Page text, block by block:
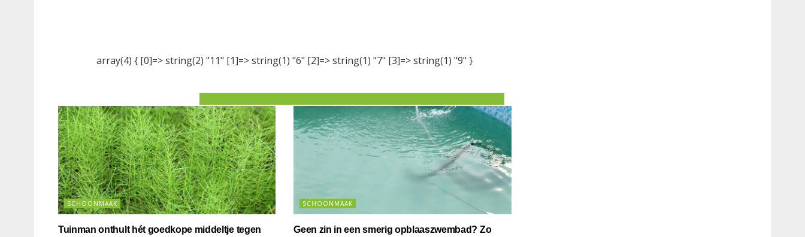
array(4) { [0]=> string(2) "11" [1]=> string(1) "6" [2]=> string(1) "7" [3]=> string(1) "9" }
SCHOONMAAK
Tuinman onthult hét goedkope middeltje tegen
SCHOONMAAK
Geen zin in een smerig opblaaszwembad? Zo